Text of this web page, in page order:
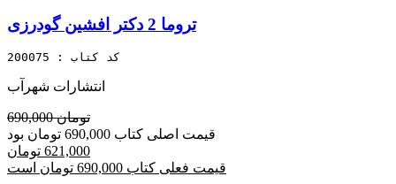
تروما 2 دکتر افشین گودرزی
کد کتاب : 200075
انتشارات شهرآب
690,000 تومان
قیمت اصلی کتاب 690,000 تومان بود
621,000 تومان
قیمت فعلی کتاب 690,000 تومان است